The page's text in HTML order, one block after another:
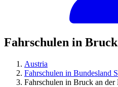
Fahrschulen in
Austria
Fahrschulen in Bundesland
Fahrschulen in Bruck an der